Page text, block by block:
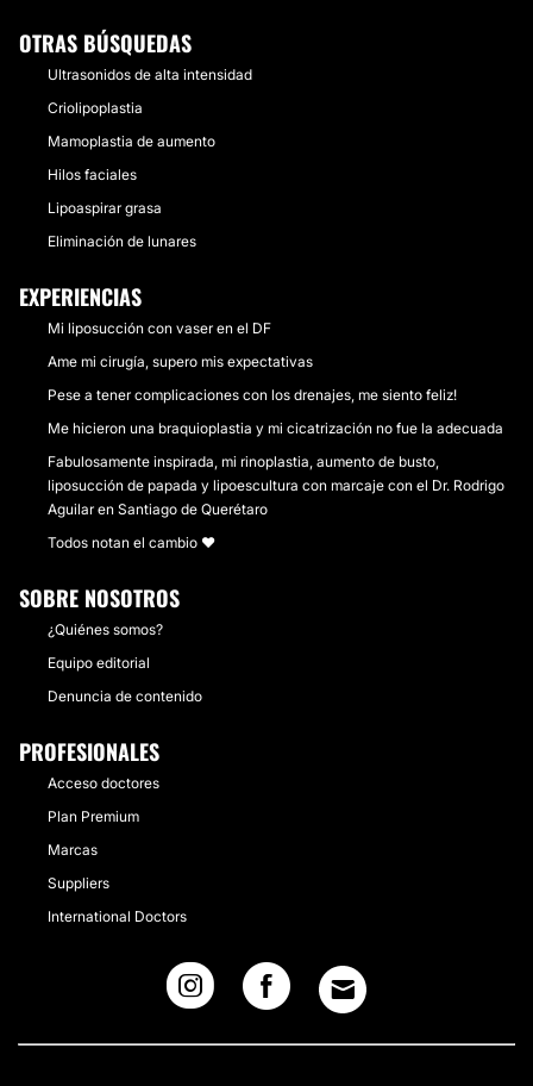
OTRAS BÚSQUEDAS
Ultrasonidos de alta intensidad
Criolipoplastia
Mamoplastia de aumento
Hilos faciales
Lipoaspirar grasa
Eliminación de lunares
EXPERIENCIAS
Mi liposucción con vaser en el DF
Ame mi cirugía, supero mis expectativas
Pese a tener complicaciones con los drenajes, me siento feliz!
Me hicieron una braquioplastia y mi cicatrización no fue la adecuada
Fabulosamente inspirada, mi rinoplastia, aumento de busto,
liposucción de papada y lipoescultura con marcaje con el Dr. Rodrigo
Aguilar en Santiago de Querétaro
Todos notan el cambio ❤️
SOBRE NOSOTROS
¿Quiénes somos?
Equipo editorial
Denuncia de contenido
PROFESIONALES
Acceso doctores
Plan Premium
Marcas
Suppliers
International Doctors